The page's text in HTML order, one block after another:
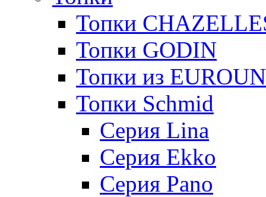
Топки
Топки GODIN
Топки из
Топки Schmid
Серия Lina
Серия Ekko
Серия Pano